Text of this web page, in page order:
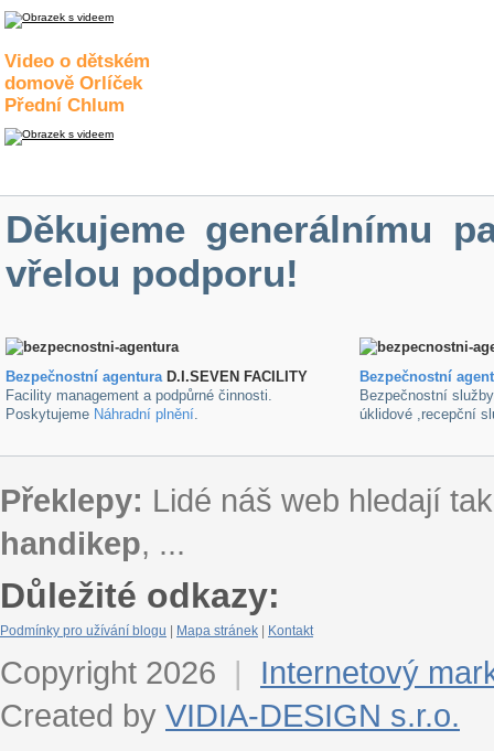
Video o dětském
domově Orlíček
Přední Chlum
Děkujeme generálnímu
vřelou podporu!
Bezpečnostní agenturaD.I.SEVEN FACILITY
Facility management a podpůrné činnosti.
Poskytujeme Náhradní plnění.
Bezpečnostní
Bezpečnostní
úklidové ,recepční
Překlepy: Lidé náš web hledají
handikep, ...
Důležité odkazy:
Podmínky pro užívání blogu Mapa stránek Kontakt
Copyright 2026 |
Internetový
Created by VIDIA-DESIGN s.r.o.